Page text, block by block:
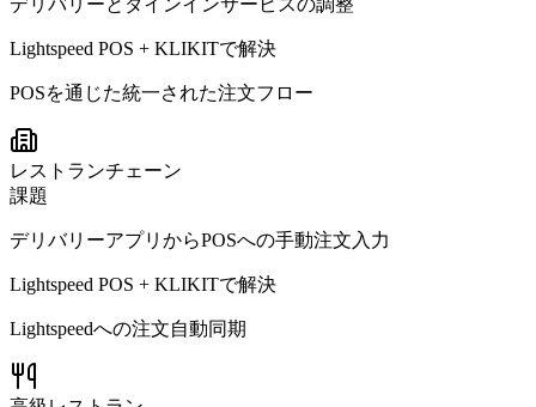
Lightspeed POS + KLIKITで解決
POSを通じた統一された注文フロー
レストランチェーン
課題
デリバリーアプリからPOSへの手動注文入力
Lightspeed POS + KLIKITで解決
Lightspeedへの注文自動同期